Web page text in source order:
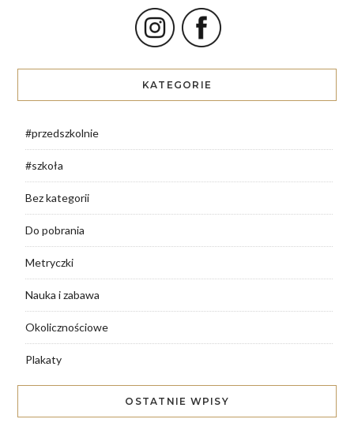
KATEGORIE
#przedszkolnie
#szkoła
Bez kategorii
Do pobrania
Metryczki
Nauka i zabawa
Okolicznościowe
Plakaty
OSTATNIE WPISY